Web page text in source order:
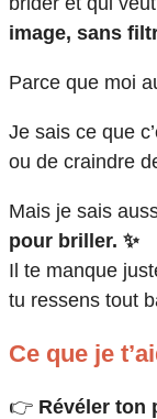
image, sans
Parce que moi
Je sais ce que
ou de craindre
Mais je sais
pour briller. ✨
Il te manque
tu ressens tout
Ce que je
👉 Révéler